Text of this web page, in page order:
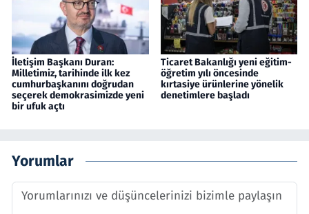
İletişim Başkanı Duran:
Milletimiz, tarihinde ilk kez
cumhurbaşkanını doğrudan
seçerek demokrasimizde yeni
bir ufuk açtı
Ticaret Bakanlığı yeni eğitim-
öğretim yılı öncesinde
kırtasiye ürünlerine yönelik
denetimlere başladı
Yorumlar